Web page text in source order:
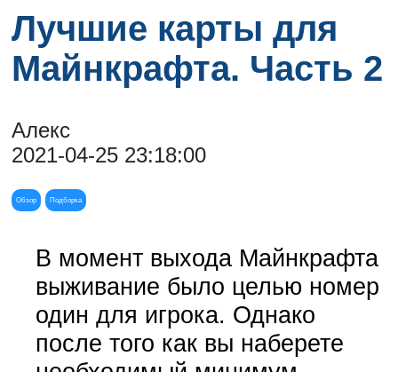
Лучшие карты для
Майнкрафта. Часть 2
Алекс
2021-04-25 23:18:00
Обзор Подборка
В момент выхода Майнкрафта
выживание было целью номер
один для игрока. Однако
после того как вы наберете